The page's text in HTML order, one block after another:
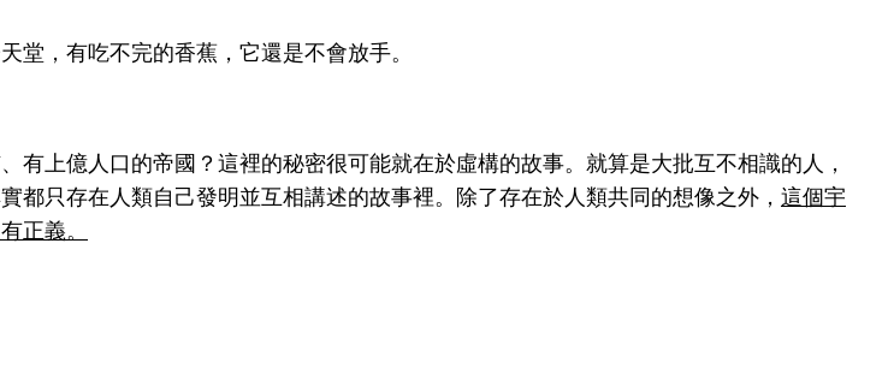
堂，有吃不完的香蕉，它還是不會放手。
上億人口的帝國？這裡的秘密很可能就在於虛構的故事。就算是大批互不相識的人，
都只存在人類自己發明並互相講述的故事裡。除了存在於人類共同的想像之外， 這個宇
正義。